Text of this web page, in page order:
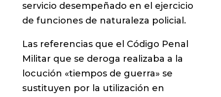
servicio desempeñado en el ejercicio
de funciones de naturaleza policial.
Las referencias que el Código Penal
Militar que se deroga realizaba a la
locución «tiempos de guerra» se
sustituyen por la utilización en